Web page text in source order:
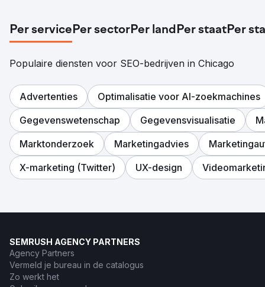
Per servicePer sectorPer landPer staatPer
Populaire diensten voor SEO-bedrijven in Chicago
Advertenties
Optimalisatie voor AI-zoekmachines
Gegevenswetenschap
Gegevensvisualisatie
Marktonderzoek
Marketingadvies
X-marketing (Twitter)
UX-design
SEMRUSH AGENCY PARTNERS
Agency Partners
Vermeld je bureau in de catalogus
Zo werkt het